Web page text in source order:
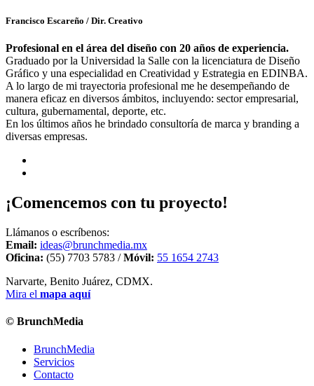
Francisco Escareño / Dir. Creativo
Profesional en el área del diseño con 20 años de experiencia.
Graduado por la Universidad la Salle con la licenciatura de Diseño
Gráfico y una especialidad en Creatividad y Estrategia en EDINBA.
A lo largo de mi trayectoria profesional me he desempeñando de
manera eficaz en diversos ámbitos, incluyendo: sector empresarial,
cultura, gubernamental, deporte, etc.
En los últimos años he brindado consultoría de marca y branding a
diversas empresas.
¡Comencemos con tu proyecto!
Llámanos o escríbenos:
Email: ideas@brunchmedia.mx
Oficina: (55) 7703 5783 /Móvil: 55 1654 2743
Narvarte, Benito Juárez, CDMX.
Mira el mapa aquí
© BrunchMedia
BrunchMedia
Servicios
Contacto